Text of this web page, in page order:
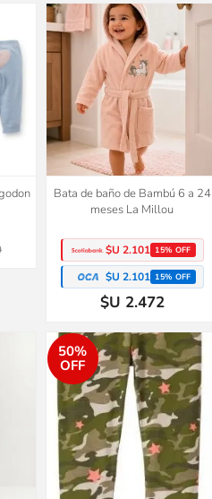
Bata de baño de Bambú 6 a 24
meses La Millou
$U 2.101 15% OFF
$U 2.101 15% OFF
$U 2.472
50%
OFF